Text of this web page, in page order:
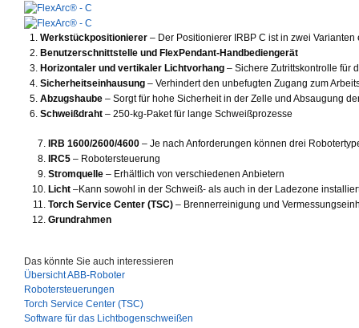
Werkstückpositionierer – Der Positionierer IRBP C ist in zwei
Benutzerschnittstelle und FlexPendant-Handbediengerät
Horizontaler und vertikaler Lichtvorhang – Sichere Zutrittskontrolle für
Sicherheitseinhausung – Verhindert den unbefugten Zugang zum
Abzugshaube – Sorgt für hohe Sicherheit in der Zelle und Absaugung
Schweißdraht – 250-kg-Paket für lange Schweißprozesse
IRB 1600/2600/4600 – Je nach Anforderungen können drei
IRC5 – Robotersteuerung
Stromquelle – Erhältlich von verschiedenen Anbietern
Licht –Kann sowohl in der Schweiß- als auch in der Ladezone
Torch Service Center (TSC) – Brennerreinigung und
Grundrahmen
Das könnte Sie auch interessieren
Übersicht ABB-Roboter
Robotersteuerungen
Torch Service Center (TSC)
Software für das Lichtbogenschweißen